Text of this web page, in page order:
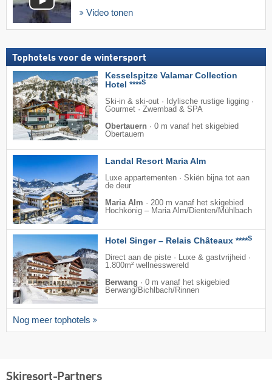
Video tonen
Tophotels voor de wintersport
Kesselspitze Valamar Collection
Hotel ****S
Ski-in & ski-out · Idylische rustige ligging ·
Gourmet · Zwembad & SPA
Obertauern · 0 m vanaf het skigebied
Obertauern
Landal Resort Maria Alm
Luxe appartementen · Skiën bijna tot aan
de deur
Maria Alm · 200 m vanaf het skigebied
Hochkönig – Maria Alm/​Dienten/​Mühlbach
Hotel Singer – Relais Châteaux ****S
Direct aan de piste · Luxe & gastvrijheid ·
1.800m² wellnesswereld
Berwang · 0 m vanaf het skigebied
Berwang/​Bichlbach/​Rinnen
Nog meer tophotels
Skiresort-Partners